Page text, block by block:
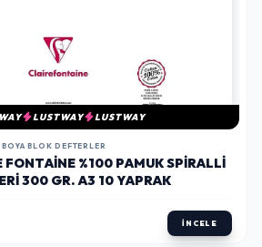
LUSTWAY LUSTWAY
BLOK DEFTERLER
FONTAINE %100 PAMUK SPIRALLI
300 GR. A3 10 YAPRAK
İNCELE